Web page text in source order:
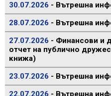
30.07.2026 - Вътрешна
28.07.2026 - Вътрешна
27.07.2026 - Финансови и
отчет на публично
книжа)
23.07.2026 - Вътрешна
22.07.2026 - Вътрешна